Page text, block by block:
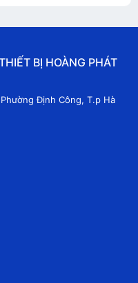
BỊ HOÀNG PHÁT
Định Công, T.p Hà